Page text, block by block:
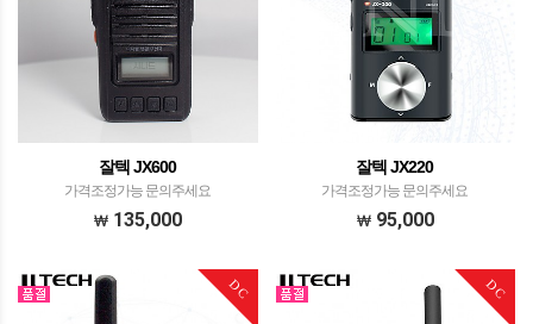
잘텍 JX600
가격조정가능 문의주세요
135,000
잘텍 JX220
가격조정가능 문의주세요
95,000
DC DC